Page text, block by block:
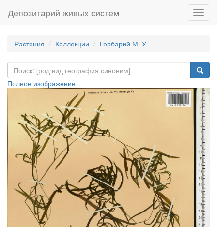
Депозитарий живых систем
Растения Коллекции Гербарий МГУ
Полное изображение